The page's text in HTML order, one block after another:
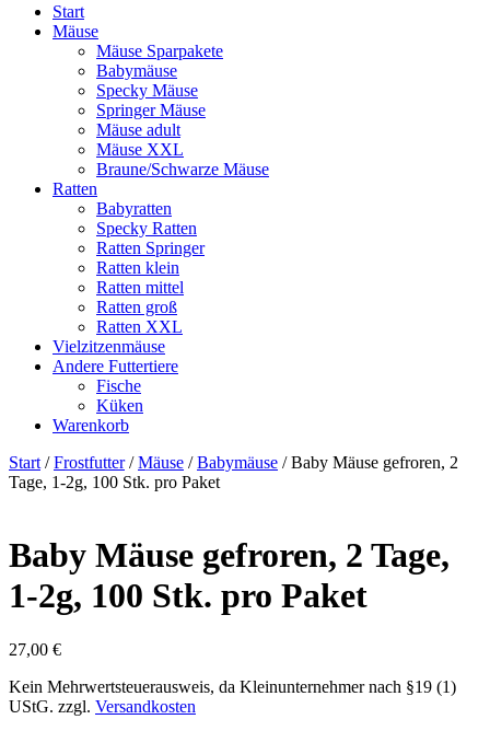
Start
Mäuse
Mäuse Sparpakete
Babymäuse
Specky Mäuse
Springer Mäuse
Mäuse adult
Mäuse XXL
Braune/Schwarze Mäuse
Ratten
Babyratten
Specky Ratten
Ratten Springer
Ratten klein
Ratten mittel
Ratten groß
Ratten XXL
Vielzitzenmäuse
Andere Futtertiere
Fische
Küken
Warenkorb
Start /Frostfutter/Mäuse /Babymäuse / Baby Mäuse gefroren, 2
Tage, 1-2g, 100 Stk. pro Paket
Baby Mäuse gefroren, 2 Tage,
1-2g, 100 Stk. pro Paket
27,00 €
Kein Mehrwertsteuerausweis, da Kleinunternehmer nach §19 (1)
UStG. zzgl. Versandkosten